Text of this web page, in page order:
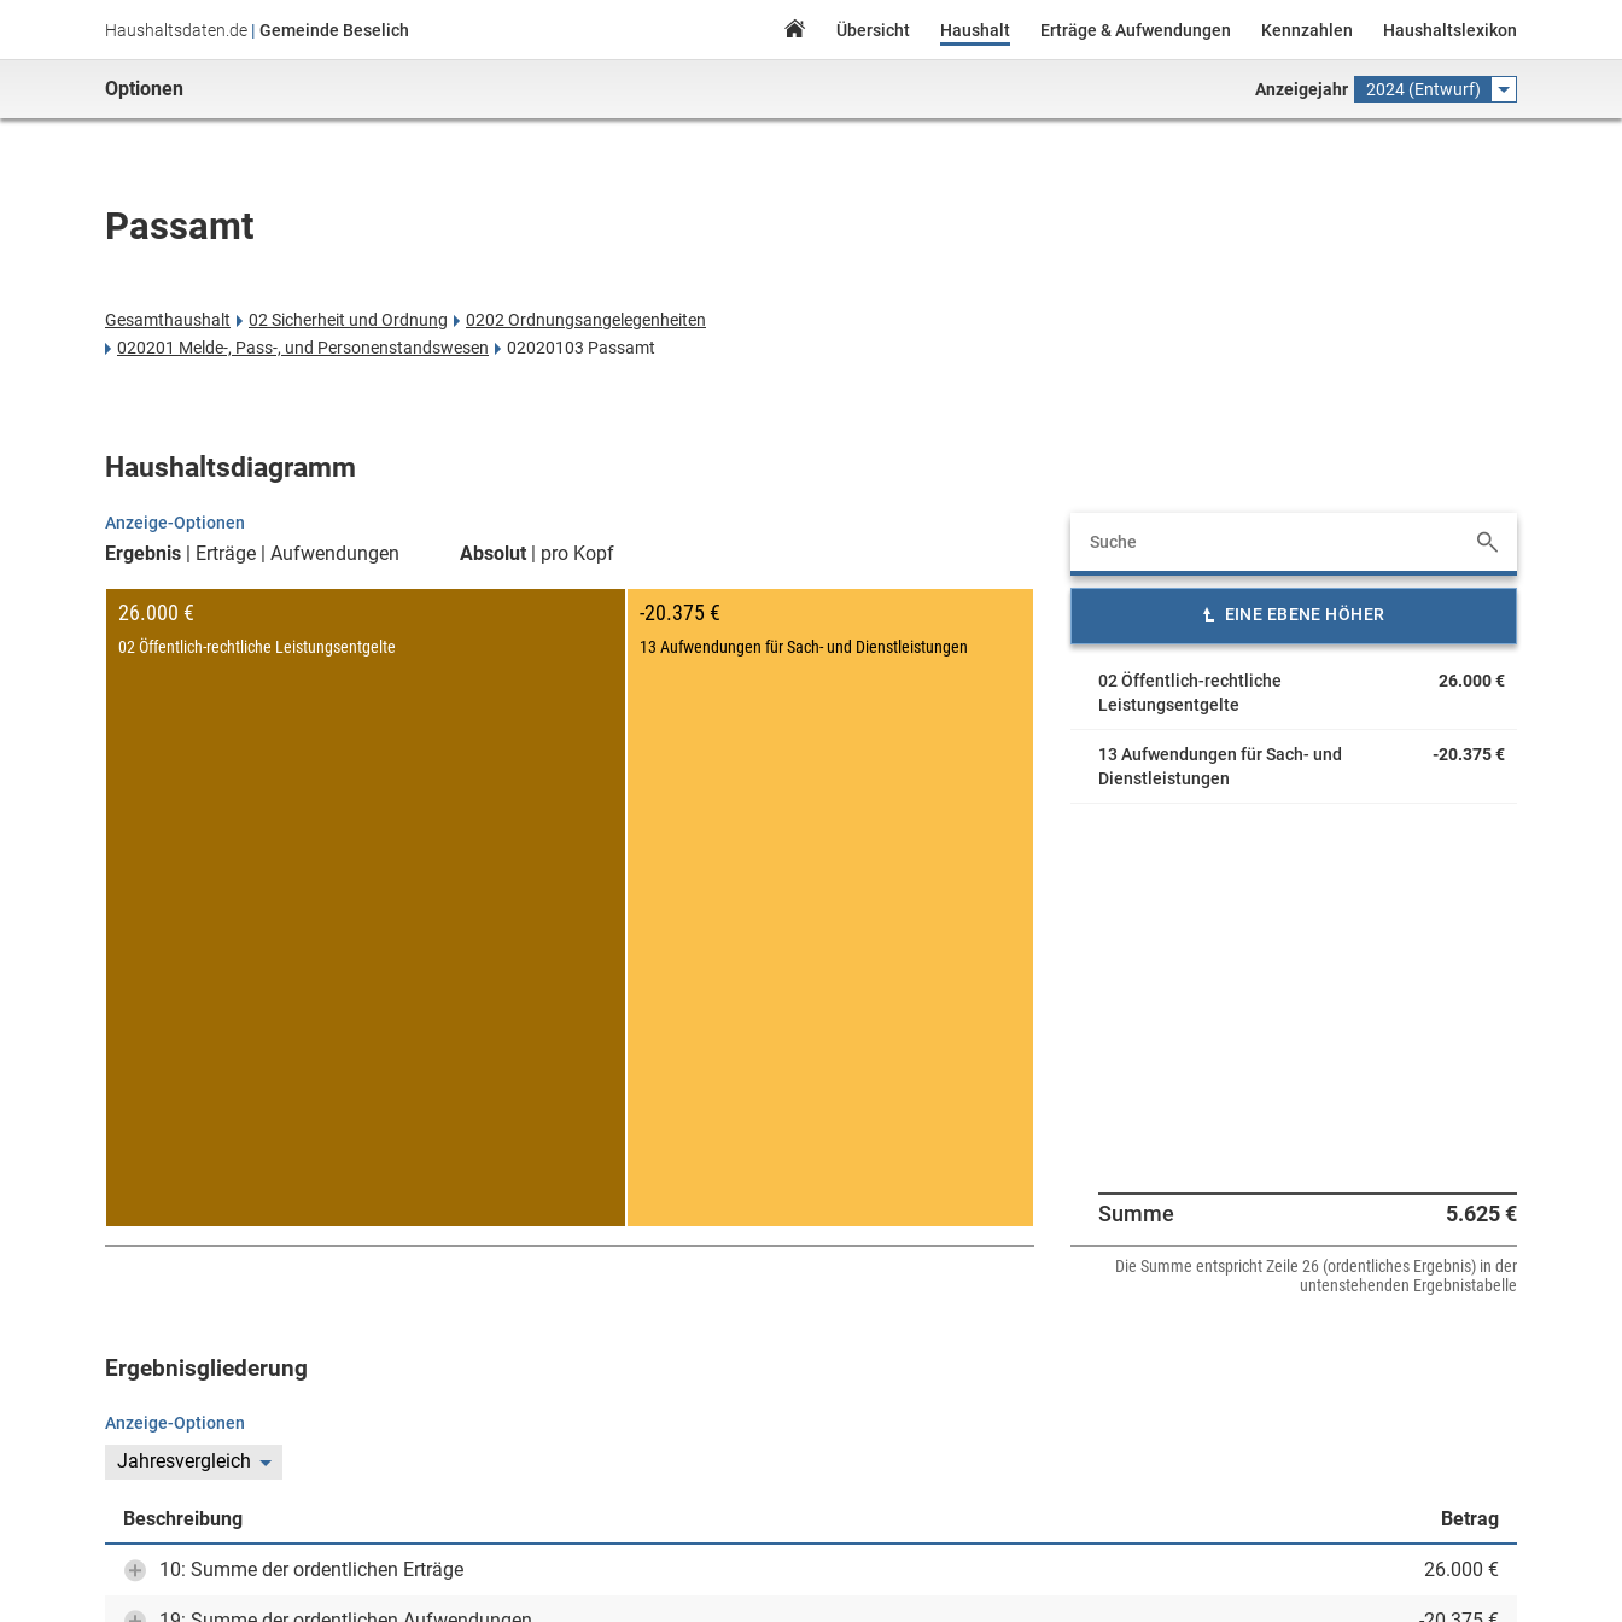
Haushaltsdaten.de | Gemeinde Beselich Übersicht Haushalt Erträge & Aufwendungen Kennzahlen Haushaltslexikon
Optionen Anzeigejahr 2024 (Entwurf)
Passamt
Gesamthaushalt 02 Sicherheit und Ordnung
0202 Ordnungsangelegenheiten
020201 Melde-, Pass-, und Personenstandswesen
02020103 Passamt
Haushaltsdiagramm
Anzeige-Optionen
Ergebnis Erträge Aufwendungen Absolut pro Kopf
26.000 €
02 Öffentlich-rechtliche Leistungsentgelte
-20.375 €
13 Aufwendungen für Sach- und Dienstleistungen
EINE EBENE HÖHER
02 Öffentlich-rechtliche
Leistungsentgelte
26.000 €
13 Aufwendungen für Sach- und
Dienstleistungen
-20.375 €
Summe 5.625 €
Die Summe entspricht Zeile 26 (ordentliches Ergebnis) in der
untenstehenden Ergebnistabelle
Ergebnisgliederung
Anzeige-Optionen
Jahresvergleich
Beschreibung Betrag
10: Summe der ordentlichen Erträge 26.000 €